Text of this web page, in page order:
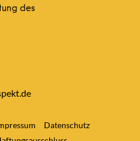
des
Datenschutz